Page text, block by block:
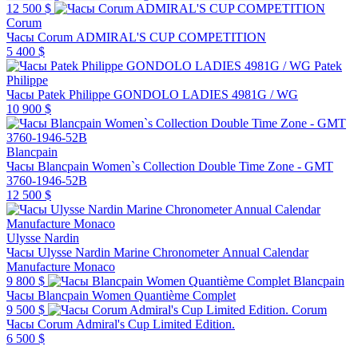
12 500 $
Corum
Часы Corum ADMIRAL'S CUP COMPETITION
5 400 $
Patek
Philippe
Часы Patek Philippe GONDOLO LADIES 4981G / WG
10 900 $
Blancpain
Часы Blancpain Women`s Collection Double Time Zone - GMT
3760-1946-52B
12 500 $
Ulysse Nardin
Часы Ulysse Nardin Marine Chronometer Annual Calendar
Manufacture Monaco
9 800 $
Blancpain
Часы Blancpain Women Quantième Complet
9 500 $
Corum
Часы Corum Admiral's Cup Limited Edition.
6 500 $